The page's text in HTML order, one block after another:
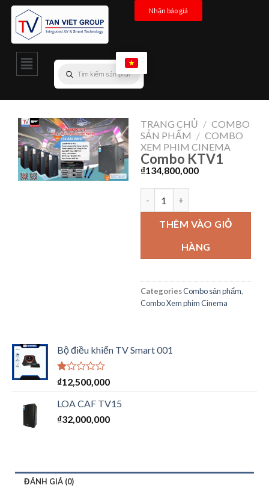
Nhận báo giá
TRANG CHỦ / COMBO
SẢN PHẨM / COMBO
XEM PHIM CINEMA
Combo KTV1
₫134,800,000
THÊM VÀO GIỎ
HÀNG
CategoriesCombo sản phẩm,
Combo Xem phim Cinema
Bộ điều khiển TV Smart 001
Được
hạng
1.00
5
₫12,500,000
LOA CAF TV15
₫32,000,000
ĐÁNH GIÁ (0)